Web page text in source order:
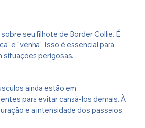
seu filhote de Border Collie. É
e "venha". Isso é essencial para
situações perigosas.
ainda estão em
para evitar cansá-los demais. À
e a intensidade dos passeios.